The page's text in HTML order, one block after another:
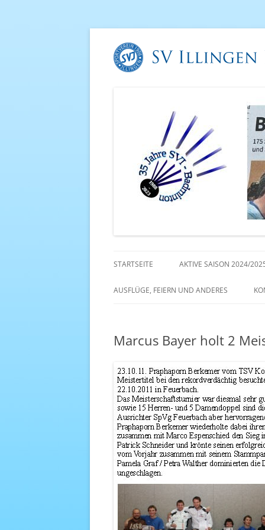
STARTSEITE AKTIVE SAISON 2024/
AKTIVE SAISON 2022/23
AUSFLÜGE, FEIERN UND ANDERES
Marcus Bayer holt 2